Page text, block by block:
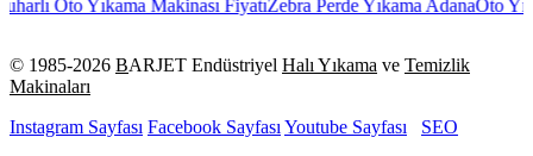
Yıkama Makinası FiyatıZebra Perde Yıkama AdanaOto Yıkama
© 1985-2026 BARJET Endüstriyel Halı Yıkama ve Temizlik
Makinaları
Instagram Sayfası Facebook SayfasıYoutube Sayfası SEO